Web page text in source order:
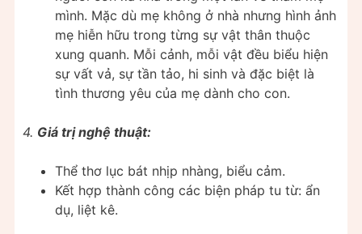
mình. Mặc dù mẹ không ở nhà nhưng hình ảnh
mẹ hiễn hữu trong từng sự vật thân thuộc
xung quanh. Mỗi cảnh, mỗi vật đều biểu hiện
sự vất vả, sự tần tảo, hi sinh và đặc biệt là
tình thương yêu của mẹ dành cho con.
4. Giá trị nghệ thuật:
Thể thơ lục bát nhịp nhàng, biểu cảm.
Kết hợp thành công các biện pháp tu từ: ẩn
dụ, liệt kê.